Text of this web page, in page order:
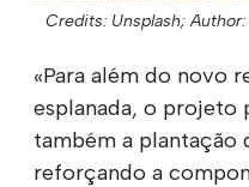
Credits: Unsplash;
«Para além do novo
esplanada, o projeto
também a plantação
reforçando a